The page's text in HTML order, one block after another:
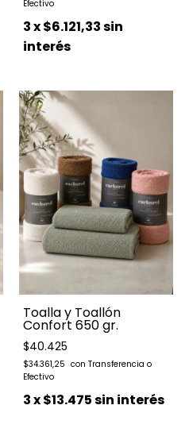
3x$6.121,33sin
interés
Toalla y Toallón
Confort 650 gr.
$40.425
$34.361,25
3x$13.475sin interés